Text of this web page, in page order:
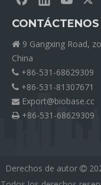
CONTÁCTENOS
 9 Gangxing Road,
China
 +86-531-68629309
 +86-531-81307671
 Export@biobase.cc
 +86-531-68629309
Derechos de autor 